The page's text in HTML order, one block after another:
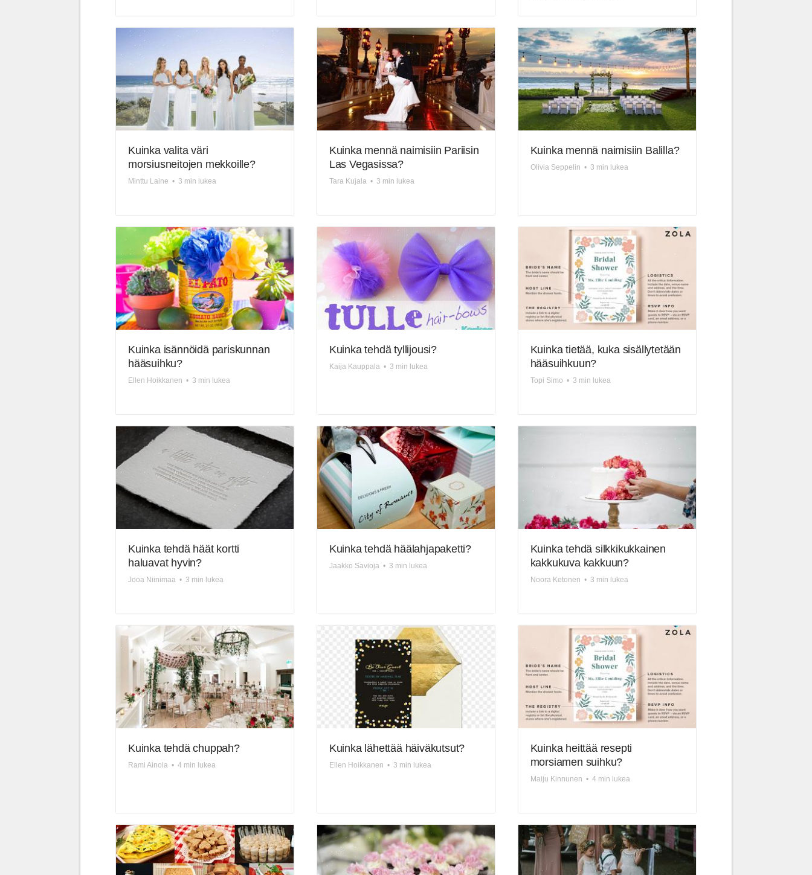
Kuinka valita väri
morsiusneitojen mekkoille?
Minttu Laine • 3 min lukea
Kuinka mennä naimisiin Pariisin
Las Vegasissa?
Tara Kujala • 3 min lukea
Kuinka mennä naimisiin Balilla?
Olivia Seppelin • 3 min lukea
Kuinka isännöidä pariskunnan
hääsuihku?
Ellen Hoikkanen • 3 min lukea
Kuinka tehdä tyllijousi?
Kaija Kauppala • 3 min lukea
Kuinka tietää, kuka sisällytetään
hääsuihkuun?
Topi Simo • 3 min lukea
Kuinka tehdä häät kortti
haluavat hyvin?
Jooa Niinimaa • 3 min lukea
Kuinka tehdä häälahjapaketti?
Jaakko Savioja • 3 min lukea
Kuinka tehdä silkkikukkainen
kakkukuva kakkuun?
Noora Ketonen • 3 min lukea
Kuinka tehdä chuppah?
Rami Ainola • 4 min lukea
Kuinka lähettää häiväkutsut?
Ellen Hoikkanen • 3 min lukea
Kuinka heittää resepti
morsiamen suihku?
Maiju Kinnunen • 4 min lukea